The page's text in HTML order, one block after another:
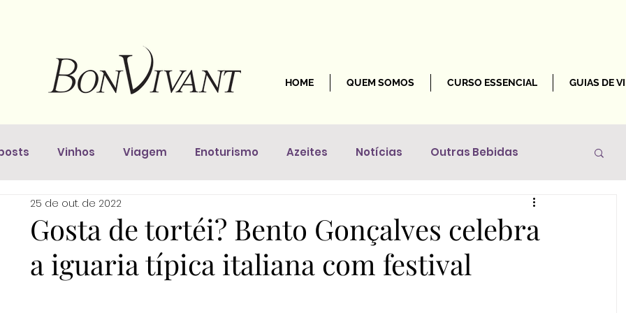
HOME QUEM SOMOS CURSO ESSENCIAL GUIAS DE
Vinhos Viagem Enoturismo Azeites Notícias Outras Bebidas
Dicas Da Sommelière
Gosta de tortéi? Bento Gonçalves celebra
a iguaria típica italiana com festival
25 de out. de 2022